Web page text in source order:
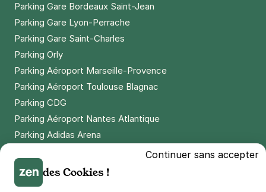
4,4 (423 avis)
2,50 € /heure ,20 €/jour,54 €/semaine
5 rue de la Vinaigrerie
59800
1,50 € /heure,15 €/jour, 45 €/semaine
Réserver
Parking Gare Bordeaux Saint-Jean
Parking Gare Lyon-Perrache
Parking Gare Saint-Charles
Parking Orly
Parking Aéroport Marseille-Provence
Parking Aéroport Toulouse Blagnac
Parking CDG
Parking Aéroport Nantes Atlantique
Parking Adidas Arena
Parking LDLC Arena
Parking Stade Pierre Mauroy
Continuer sans accepter
des Cookies !